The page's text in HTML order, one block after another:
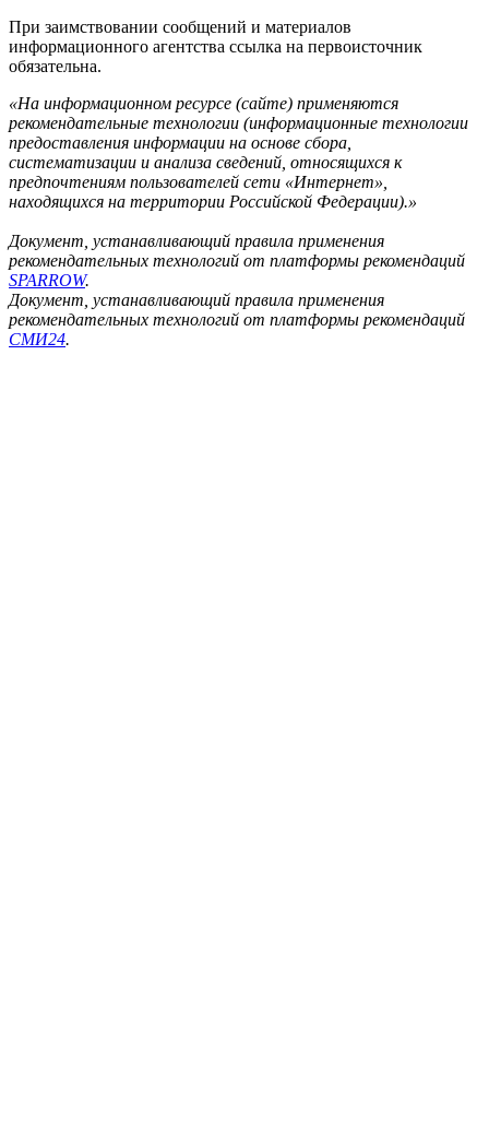
При заимствовании сообщений и материалов
информационного агентства ссылка на первоисточник
обязательна.
«На информационном ресурсе (сайте) применяются
рекомендательные технологии (информационные технологии
предоставления информации на основе сбора,
систематизации и анализа сведений, относящихся к
предпочтениям пользователей сети «Интернет»,
находящихся на территории Российской Федерации).»
Документ, устанавливающий правила применения
рекомендательных технологий от платформы рекомендаций
SPARROW.
Документ, устанавливающий правила применения
рекомендательных технологий от платформы рекомендаций
СМИ24.